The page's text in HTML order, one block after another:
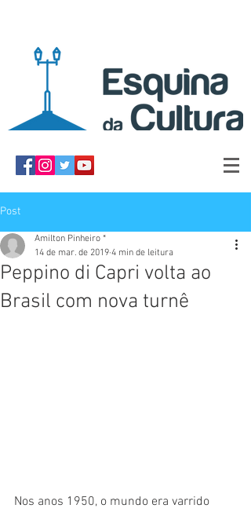
Post
Peppino di Capri volta ao
Brasil com nova turnê
Amilton Pinheiro *
14 de mar. de 2019 4 min de leitura
Nos anos 1950, o mundo era varrido